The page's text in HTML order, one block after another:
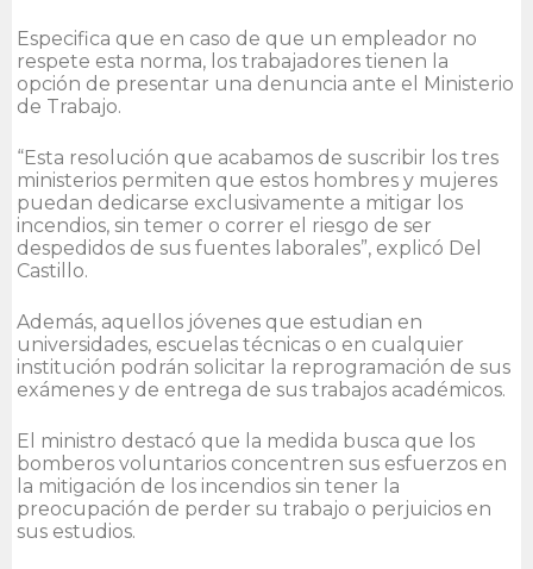
Especifica que en caso de que un empleador no
respete esta norma, los trabajadores tienen la
opción de presentar una denuncia ante el Ministerio
de Trabajo.
“Esta resolución que acabamos de suscribir los tres
ministerios permiten que estos hombres y mujeres
puedan dedicarse exclusivamente a mitigar los
incendios, sin temer o correr el riesgo de ser
despedidos de sus fuentes laborales”, explicó Del
Castillo.
Además, aquellos jóvenes que estudian en
universidades, escuelas técnicas o en cualquier
institución podrán solicitar la reprogramación de sus
exámenes y de entrega de sus trabajos académicos.
El ministro destacó que la medida busca que los
bomberos voluntarios concentren sus esfuerzos en
la mitigación de los incendios sin tener la
preocupación de perder su trabajo o perjuicios en
sus estudios.